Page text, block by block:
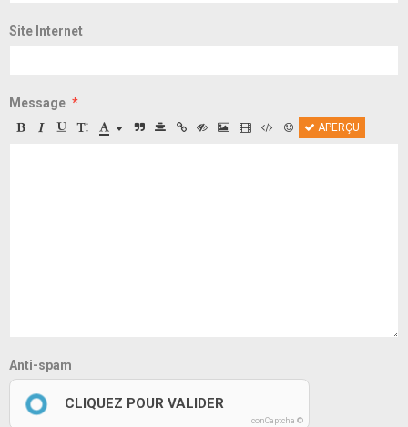
Site Internet
Message
APERÇU
Anti-spam
CLIQUEZ POUR VALIDER
IconCaptcha ©